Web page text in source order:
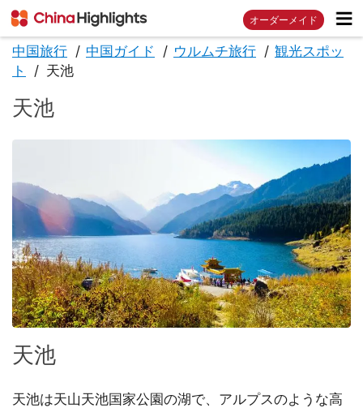
オーダーメイド
中国旅行 中国ガイド ウルムチ旅行
観光スポッ
ト
天池
天池
天池
天池は天山天池国家公園の湖で、アルプスのような高